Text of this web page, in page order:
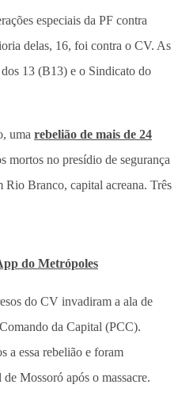
especiais da PF contra
delas, 16, foi contra o CV. As
13 (B13) e o Sindicato do
uma rebelião de mais de 24
mortos no presídio de segurança
Branco, capital acreana. Três
do Metrópoles
do CV invadiram a ala de
da Capital (PCC).
a essa rebelião e foram
Mossoró após o massacre.